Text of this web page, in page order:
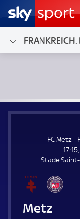
FRANKREICH,
FC Metz -
Stade
FC Metz